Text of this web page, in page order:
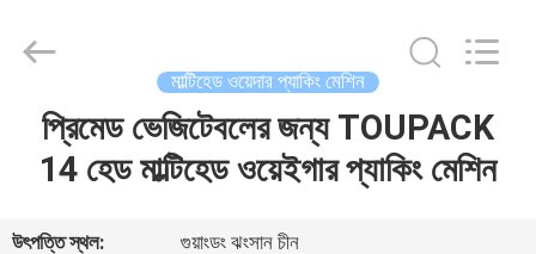
বাড়ি
Reserved.
মাল্টিহেড ওয়েদার প্যাকিং মেশিন
প্রিমেড ভেজিটেবলের জন্য TOUPACK
14 হেড মাল্টিহেড ওয়েইগার প্যাকিং মেশিন
উৎপত্তি স্থল:
গুয়াংডং ঝংসান চীন